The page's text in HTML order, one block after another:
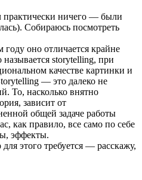
практически ничего — были
Собираюсь посмотреть
оно отличается крайне
называется storytelling, при
качестве картинки и
— это далеко не
То, насколько внятно
зависит от
общей задаче работы
как правило, все само по себе
эффекты.
этого требуется — расскажу,